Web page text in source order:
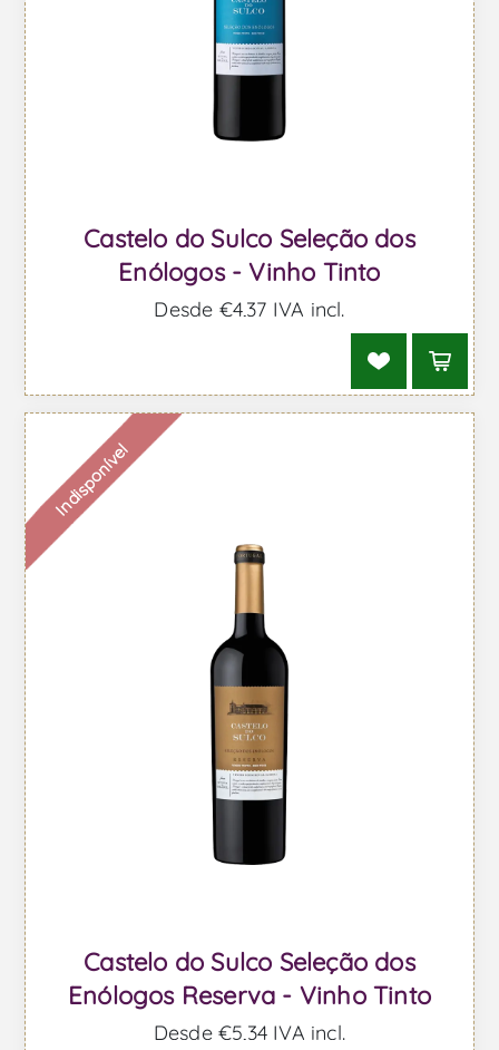
Castelo do Sulco Seleção dos
Enólogos - Vinho Tinto
Desde €4,37 IVA incl.
Indisponível
Castelo do Sulco Seleção dos
Enólogos Reserva - Vinho Tinto
Desde €5,34 IVA incl.